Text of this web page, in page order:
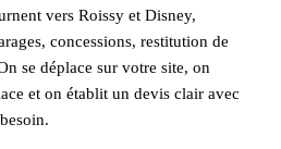
vers Roissy et Disney,
concessions, restitution de
se déplace sur votre site, on
et on établit un devis clair avec